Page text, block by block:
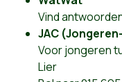
Vind
JAC
Voor jongeren
Lier